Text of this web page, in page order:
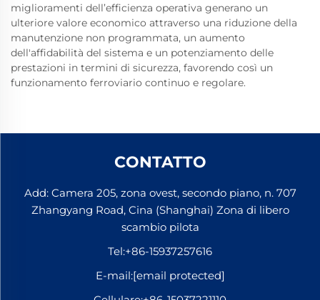
miglioramenti dell’efficienza operativa generano un
ulteriore valore economico attraverso una riduzione della
manutenzione non programmata, un aumento
dell'affidabilità del sistema e un potenziamento delle
prestazioni in termini di sicurezza, favorendo così un
funzionamento ferroviario continuo e regolare.
CONTATTO
Add: Camera 205, zona ovest, secondo piano, n. 707
Zhangyang Road, Cina (Shanghai) Zona di libero
scambio pilota
Tel:+86-15937257616
E-mail:[email protected]